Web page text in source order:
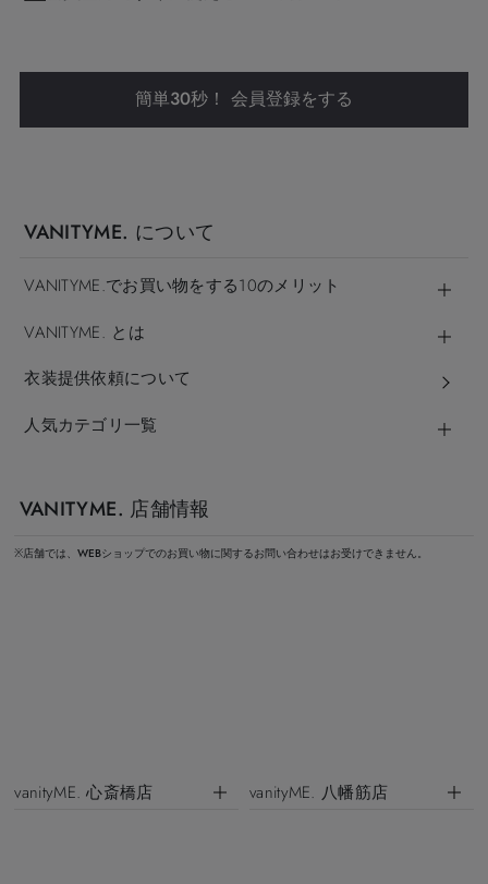
簡単30秒！ 会員登録をする
VANITYME. について
VANITYME.でお買い物をする10のメリット
VANITYME. とは
衣装提供依頼について
人気カテゴリ一覧
VANITYME. 店舗情報
※店舗では、WEBショップでのお買い物に関するお問い合わせはお受けできません。
vanityME. 心斎橋店 vanityME. 八幡筋店